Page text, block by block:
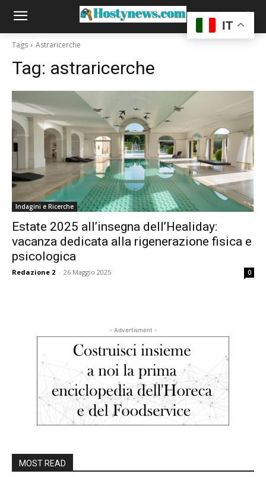
Tags Astraricerche
Tag: astraricerche
Indagini e Ricerche
Estate 2025 all’insegna dell’Healiday:
vacanza dedicata alla rigenerazione fisica e
psicologica
Redazione 2 - 26 Maggio 2025 0
- Advertisment -
MOST READ
IT